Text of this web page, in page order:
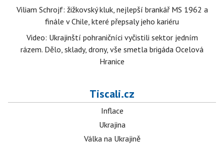
Viliam Schrojf: žižkovský kluk, nejlepší brankář MS 1962 a
finále v Chile, které přepsaly jeho kariéru
Video: Ukrajinští pohraničníci vyčistili sektor jedním
rázem. Dělo, sklady, drony, vše smetla brigáda Ocelová
Hranice
Tiscali.cz
Inflace
Ukrajina
Válka na Ukrajině